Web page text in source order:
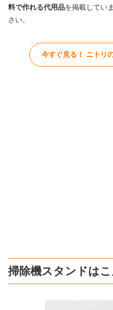
料で作れる代用品を掲載してい
さい。
今すぐ見る！ ニトリ
掃除機スタンドは